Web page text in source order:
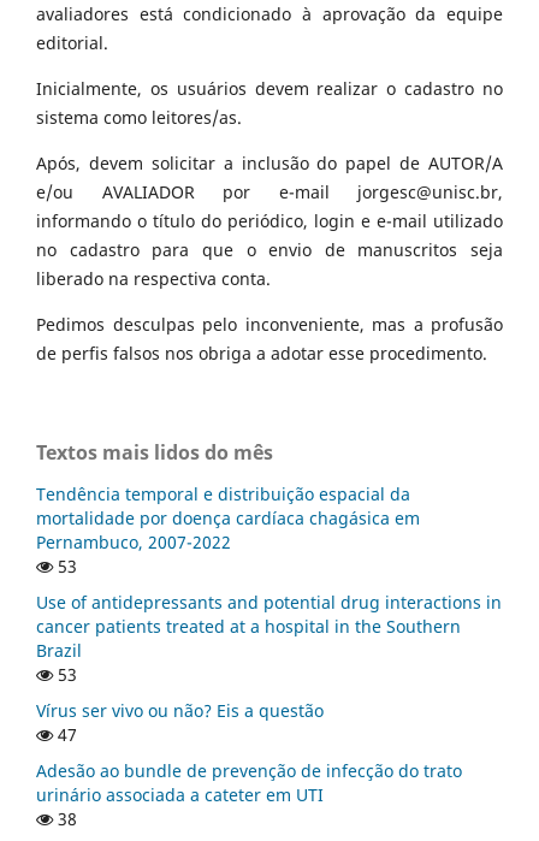
avaliadores está condicionado à aprovação da equipe
editorial.
Inicialmente, os usuários devem realizar o cadastro no
sistema como leitores/as.
Após, devem solicitar a inclusão do papel de AUTOR/A
e/ou AVALIADOR por e-mail jorgesc@unisc.br,
informando o título do periódico, login e e-mail utilizado
no cadastro para que o envio de manuscritos seja
liberado na respectiva conta.
Pedimos desculpas pelo inconveniente, mas a profusão
de perfis falsos nos obriga a adotar esse procedimento.
Textos mais lidos do mês
Tendência temporal e distribuição espacial da
mortalidade por doença cardíaca chagásica em
Pernambuco, 2007-2022
53
Use of antidepressants and potential drug interactions in
cancer patients treated at a hospital in the Southern
Brazil
53
Vírus ser vivo ou não? Eis a questão
47
Adesão ao bundle de prevenção de infecção do trato
urinário associada a cateter em UTI
38